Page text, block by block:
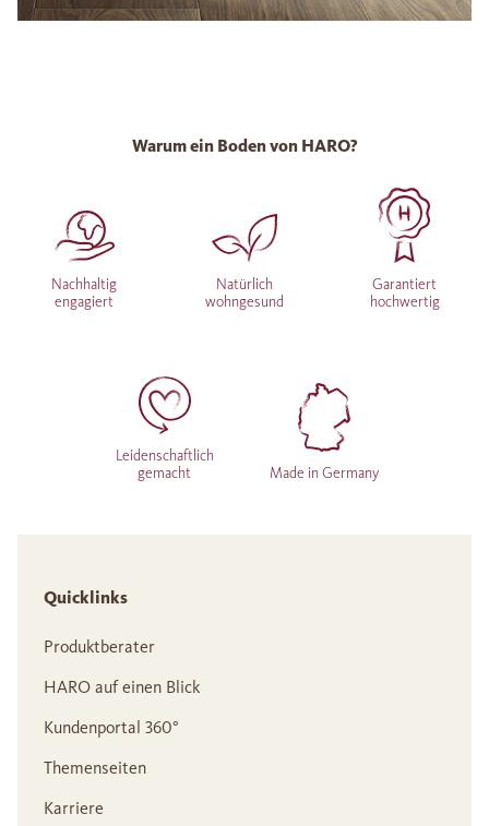
Warum ein Boden von HARO?
Nachhaltig
engagiert
Natürlich
wohngesund
Garantiert
hochwertig
Leidenschaftlich
gemacht
Made in Germany
Quicklinks
Produktberater
HARO auf einen Blick
Kundenportal 360°
Themenseiten
Karriere